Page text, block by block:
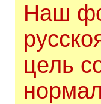
Наш
цель